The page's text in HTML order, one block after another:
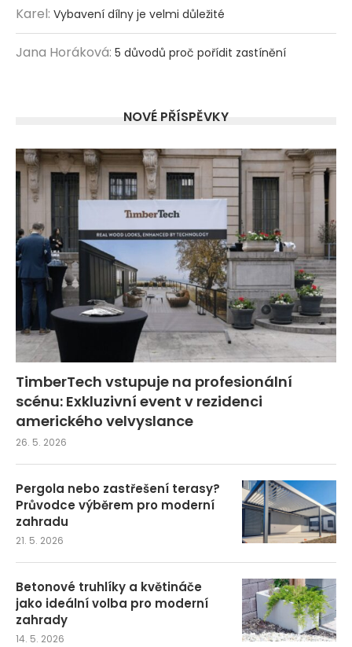
Karel: Vybavení dílny je velmi důležité
Jana Horáková: 5 důvodů proč pořídit zastínění
NOVÉ PŘÍSPĚVKY
TimberTech vstupuje na profesionální
scénu: Exkluzivní event v rezidenci
amerického velvyslance
26. 5. 2026
Pergola nebo zastřešení terasy?
Průvodce výběrem pro moderní
zahradu
21. 5. 2026
Betonové truhlíky a květináče
jako ideální volba pro moderní
zahrady
14. 5. 2026